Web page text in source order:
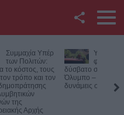
Υπό έλεγχο η
φωτιά σε
σημείο στον
Παραμένουν οι
στο σημείο
έξοδος
Χιλιάδες επιβάτες
αναχωρούν από τα